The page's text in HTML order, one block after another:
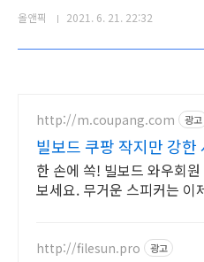
올앤픽 2021. 6. 21. 22:32
http://m.coupang.com 광고
빌보드 쿠팡 작지만 강한
한 손에 쏙! 빌보드 와우회
보세요. 무거운 스피커는 이
http://filesun.pro 광고